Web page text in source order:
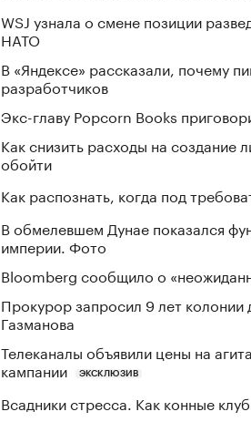
WSJ узнала о смене позиции
НАТО
В «Яндексе» рассказали, почему
разработчиков
Экс-главу Popcorn Books
Как снизить расходы на создание
обойти
Как распознать, когда под
В обмелевшем Дунае показался
империи. Фото
Bloomberg сообщило о
Прокурор запросил 9 лет
Газманова
Телеканалы объявили цены на
кампании
ЭКСКЛЮЗИВ
Всадники стресса. Как конные